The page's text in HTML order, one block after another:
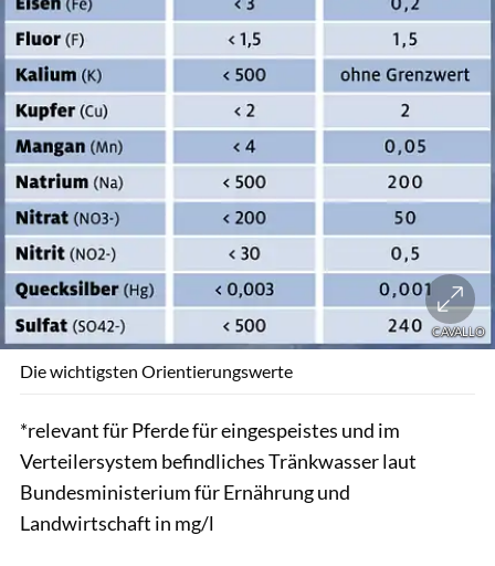
CAVALLO
Die wichtigsten Orientierungswerte
*relevant für Pferde für eingespeistes und im
Verteilersystem befindliches Tränkwasser laut
Bundesministerium für Ernährung und
Landwirtschaft in mg/l